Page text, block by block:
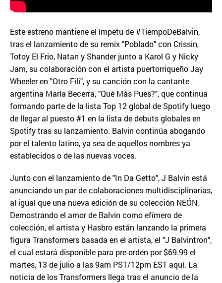
Este estreno mantiene el ímpetu de #TiempoDeBalvin,
tras el lanzamiento de su remix "Poblado" con Crissin,
Totoy El Frio, Natan y Shander junto a Karol G y Nicky
Jam, su colaboración con el artista puertorriqueño Jay
Wheeler en "Otro Fili", y su canción con la cantante
argentina María Becerra, "Qué Más Pues?", que continua
formando parte de la lista Top 12 global de Spotify luego
de llegar al puesto #1 en la lista de debuts globales en
Spotify tras su lanzamiento. Balvin continúa abogando
por el talento latino, ya sea de aquellos nombres ya
establecidos o de las nuevas voces.
Junto con el lanzamiento de "In Da Getto", J Balvin está
anunciando un par de colaboraciones multidisciplinarias,
al igual que una nueva edición de su colección NEÓN.
Demostrando el amor de Balvin como efímero de
colección, el artista y Hasbro están lanzando la primera
figura Transformers basada en el artista, el "J Balvintron",
el cual estará disponible para pre-orden por $69.99 el
martes, 13 de julio a las 9am PST/12pm EST aquí. La
noticia de los Transformers llega tras el anuncio de la